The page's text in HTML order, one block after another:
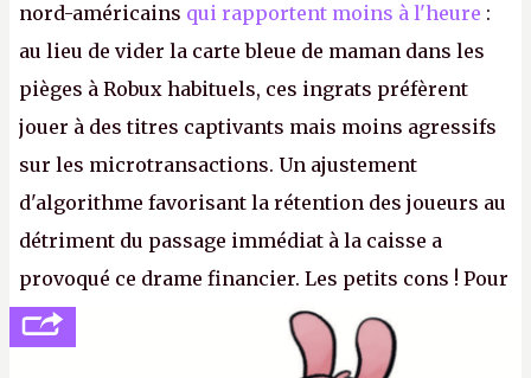
nord-américains qui rapportent moins à l'heure :
au lieu de vider la carte bleue de maman dans les
pièges à Robux habituels, ces ingrats préfèrent
jouer à des titres captivants mais moins agressifs
sur les microtransactions. Un ajustement
d'algorithme favorisant la rétention des joueurs au
détriment du passage immédiat à la caisse a
provoqué ce drame financier. Les petits cons ! Pour
se consoler, le PDG David Baszucki peut compter
sur le déblocage du jeu en Russie et l'explosion des